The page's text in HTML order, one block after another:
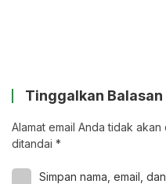
Tinggalkan Balasan
Alamat email Anda tidak akan
ditandai *
Simpan nama, email,